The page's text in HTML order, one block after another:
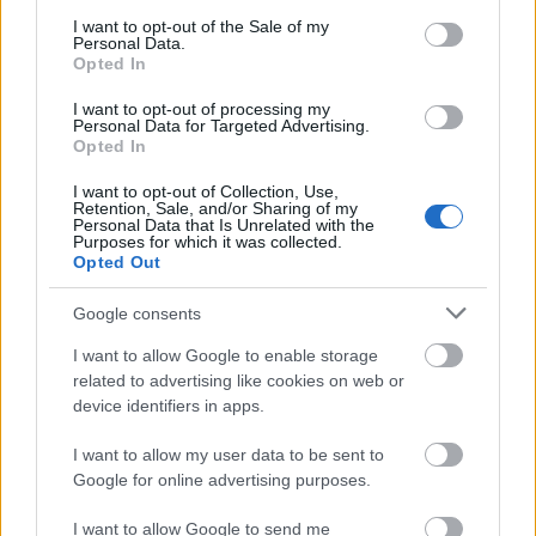
consent section.
I want to opt-out of the Sale of my
Personal Data.
Opted In
I want to opt-out of processing my
Personal Data for Targeted Advertising.
Opted In
I want to opt-out of Collection, Use,
Retention, Sale, and/or Sharing of my
Personal Data that Is Unrelated with the
Purposes for which it was collected.
Opted Out
Google consents
I want to allow Google to enable storage
related to advertising like cookies on web or
device identifiers in apps.
I want to allow my user data to be sent to
Google for online advertising purposes.
I want to allow Google to send me
gyorsabban menjek előtte, és nem köteleznek
fékezésre sem, hogy gyorsabb legyen.
Ha előzni akar akkor megteremti magának az előzés
Bambano
9 éve
mea culpa, mea maxima culpa
lehet, hogy tévedésbe vagyok ejtve...
a napokban volt egy hír a totálkáron, amiben egy
hogy melyik nem annyira ismert szabály
megsértéséért mennyi jár, egy játékos teszt
formájában. most nem lelem a linket, majd valaki
ügyesebb megtalálja. ott konkrétan súlyos pénzt
írtak arra, ha valaki a leállósávon továbbhajt.
most megnéztem a jogtárat, ott viszont explicit